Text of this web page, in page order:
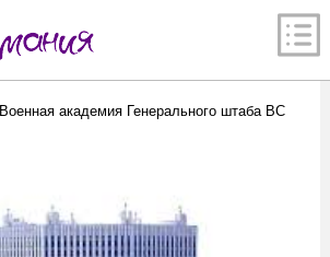
Военная академия Генерального штаба ВС